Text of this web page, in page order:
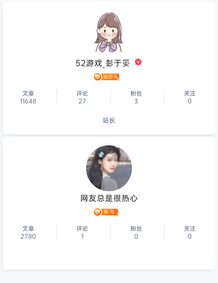
52游戏_彭于晏
文章
11648
评论
27
粉丝
3
关注
0
站长
个人主页
网友总是很热心
文章
2780
评论
1
粉丝
0
关注
0